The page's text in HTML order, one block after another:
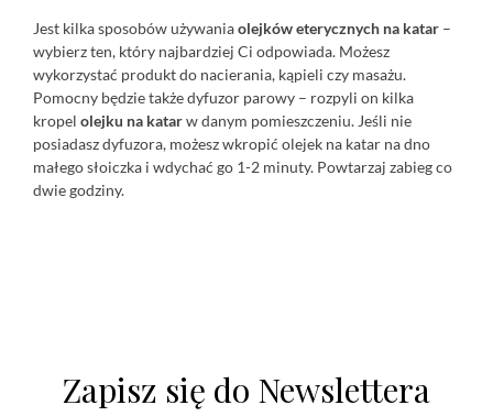
Jest kilka sposobów używaniaolejków eterycznych na katar –
wybierz ten, który najbardziej Ci odpowiada. Możesz
wykorzystać produkt do nacierania, kąpieli czy masażu.
Pomocny będzie takżedyfuzor parowy – rozpyli on kilka
kropel olejku na katarw danym pomieszczeniu. Jeśli nie
posiadasz dyfuzora, możesz wkropić olejek na katar na dno
małego słoiczka i wdychać go 1-2 minuty. Powtarzaj zabieg co
dwie godziny.
Zapisz się do Newslettera